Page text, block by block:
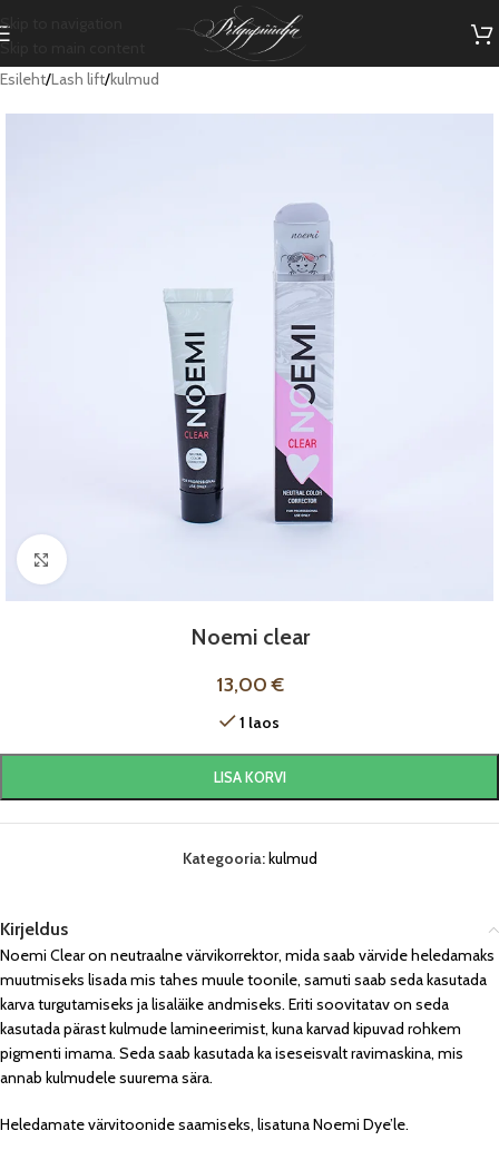
Skip to navigation
Skip to main content
Esileht/Lash lift/kulmud
Click to enlarge
Noemi clear
13,00€
1 laos
LISA KORVI
Kategooria:kulmud
Kirjeldus
Noemi Clear on neutraalne värvikorrektor, mida saab värvide heledamaks
muutmiseks lisada mis tahes muule toonile, samuti saab seda kasutada
karva turgutamiseks ja lisaläike andmiseks. Eriti soovitatav on seda
kasutada pärast kulmude lamineerimist, kuna karvad kipuvad rohkem
pigmenti imama. Seda saab kasutada ka iseseisvalt ravimaskina, mis
annab kulmudele suurema sära.
Heledamate värvitoonide saamiseks, lisatuna Noemi Dye’le.